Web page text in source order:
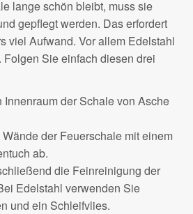
lange schön bleibt, muss sie
gepflegt werden. Das erfordert
viel Aufwand. Vor allem Edelstahl
Sie einfach diesen drei
Innenraum der Schale von Asche
der Feuerschale mit einem
ab.
die Feinreinigung der
Edelstahl verwenden Sie
und ein Schleifvlies.